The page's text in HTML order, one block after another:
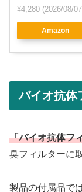
¥4,280 (2026/08/
Amazon
バイオ抗体
「バイオ抗体フ
臭フィルターに
製品の付属品で